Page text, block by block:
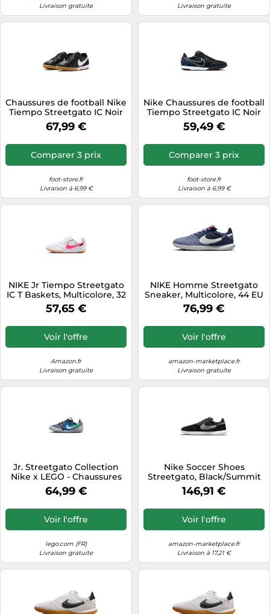
Livraison gratuite
Livraison gratuite
Chaussures de football Nike
Tiempo Streetgato IC Noir
43 Male
67,99 €
Comparer 3 prix
foot-store.fr
Livraison à 6,99 €
Nike Chaussures de football
Tiempo Streetgato IC Noir
Taille 44 Homme
59,49 €
Comparer 3 prix
foot-store.fr
Livraison à 6,99 €
NIKE Jr Tiempo Streetgato
IC T Baskets, Multicolore, 32
EU
57,65 €
Voir l'offre
Amazon.fr
Livraison gratuite
NIKE Homme Streetgato
Sneaker, Multicolore, 44 EU
76,99 €
Voir l'offre
amazon-marketplace.fr
Livraison gratuite
Jr. Streetgato Collection
Nike x LEGO - Chaussures
pour grands enfants
64,99 €
Voir l'offre
lego.com (FR)
Livraison gratuite
Nike Soccer Shoes
Streetgato, Black/Summit
White-Off Noir, DC8466-
010, 46 EU (12 US)
146,91 €
Voir l'offre
amazon-marketplace.fr
Livraison à 17,21 €